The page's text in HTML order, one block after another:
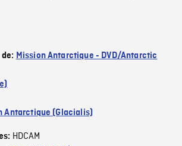
Mission Antarctique - DVD/Antarctic
Antarctique (Glacialis)
HDCAM